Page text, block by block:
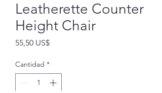
Leatherette Counter
Height Chair
55,50 US$Precio
Cantidad *